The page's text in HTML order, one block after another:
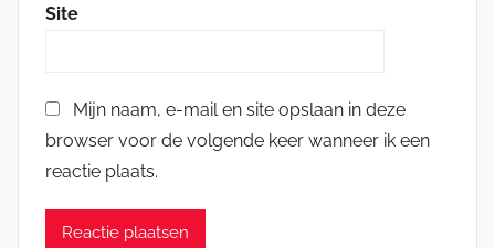
Site
Mijn naam, e-mail en site opslaan in deze
browser voor de volgende keer wanneer ik een
reactie plaats.